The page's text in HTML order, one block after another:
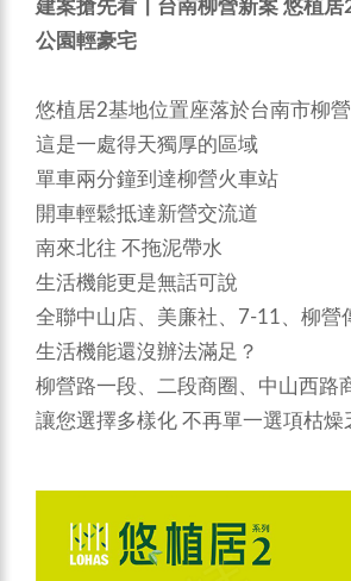
建案搶先看┃台南柳營新案 悠植居
公園輕豪宅
悠植居2基地位置座落於台南市柳
這是一處得天獨厚的區域
單車兩分鐘到達柳營火車站
開車輕鬆抵達新營交流道
南來北往 不拖泥帶水
生活機能更是無話可說
全聯中山店、美廉社、7-11、柳營
生活機能還沒辦法滿足？
柳營路一段、二段商圈、中山西路
讓您選擇多樣化 不再單一選項枯燥